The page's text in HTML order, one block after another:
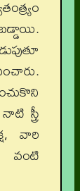
స్త్రీ
వారి
వంటి